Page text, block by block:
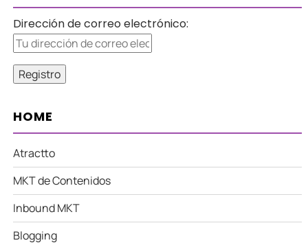
Dirección de correo electrónico:
HOME
Atractto
MKT de Contenidos
Inbound MKT
Blogging